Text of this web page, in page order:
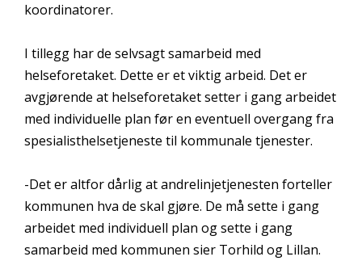
koordinatorer.
I tillegg har de selvsagt samarbeid med
helseforetaket. Dette er et viktig arbeid. Det er
avgjørende at helseforetaket setter i gang arbeidet
med individuelle plan før en eventuell overgang fra
spesialisthelsetjeneste til kommunale tjenester.
-Det er altfor dårlig at andrelinjetjenesten forteller
kommunen hva de skal gjøre. De må sette i gang
arbeidet med individuell plan og sette i gang
samarbeid med kommunen sier Torhild og Lillan.